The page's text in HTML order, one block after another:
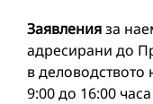
Заявленияза
адресирани до
в
9:00 до 16:00